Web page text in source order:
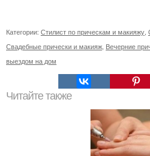
Категории: Стилист по прическам и макияжу,
Свадебные прически и макияж, Вечерние
выездом на дом
Читайте также